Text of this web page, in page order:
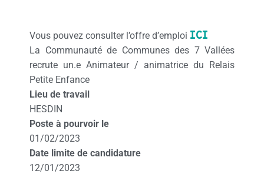
Vous pouvez consulter l’offre d’emploi ICI
La Communauté de Communes des 7 Vallées
recrute un.e Animateur / animatrice du Relais
Petite Enfance
Lieu de travail
HESDIN
Poste à pourvoir le
01/02/2023
Date limite de candidature
12/01/2023